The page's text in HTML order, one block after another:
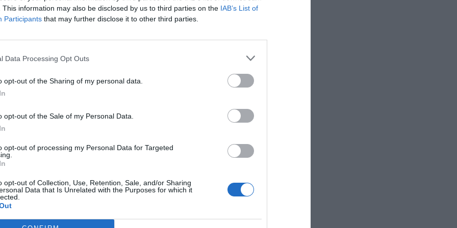
This information may also be disclosed by us to third parties on the IAB’s List of
Participants that may further disclose it to other third parties.
Data Processing Opt Outs
opt-out of the Sharing of my personal data.
opt-out of the Sale of my Personal Data.
opt-out of processing my Personal Data for Targeted
opt-out of Collection, Use, Retention, Sale, and/or Sharing
Data that Is Unrelated with the Purposes for which it
los aficionadosy mejorar su experiencia dándoles un
a los mejores momentos deportivos”, ha señalado Corey
refleja nuestra ambición y nuestros valores compartidos.
a nuestros aficionados en París, Francia y en toda
Jérome de Chaunac, director comercial del club.
2P
es la unidad de estrategia e inteligencia de mercado de
plataforma de datos monitoriza en tiempo real el negocio de
Primera FEB.
también contabiliza la asistencia a todos los eventos
y música en España, así como más de 25.000
en el mercado español y otros 7.000 contratos de las